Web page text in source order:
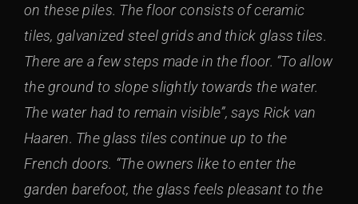
on these piles. The floor consists of ceramic
tiles, galvanized steel grids and thick glass tiles.
There are a few steps made in the floor. “To allow
the ground to slope slightly towards the water.
The water had to remain visible”, says Rick van
Haaren. The glass tiles continue up to the
French doors. “The owners like to enter the
garden barefoot, the glass feels pleasant to the